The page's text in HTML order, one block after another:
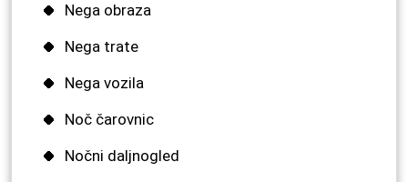
Nega obraza
Nega trate
Nega vozila
Noč čarovnic
Nočni daljnogled